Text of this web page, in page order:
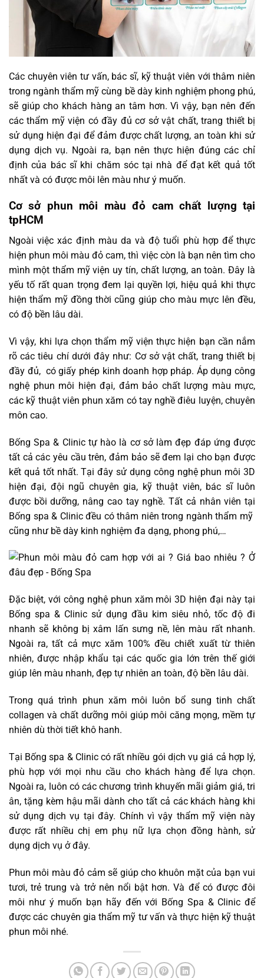
Các chuyên viên tư vấn, bác sĩ, kỹ thuật viên với thâm niên
trong ngành thẩm mỹ cùng bề dày kinh nghiệm phong phú,
sẽ giúp cho khách hàng an tâm hơn. Vì vậy, bạn nên đến
các thẩm mỹ viện có đầy đủ cơ sở vật chất, trang thiết bị
sử dụng hiện đại để đảm được chất lượng, an toàn khi sử
dụng dịch vụ. Ngoài ra, bạn nên thực hiện đúng các chỉ
định của bác sĩ khi chăm sóc tại nhà để đạt kết quả tốt
nhất và có được môi lên màu như ý muốn.
Cơ sở phun môi màu đỏ cam chất lượng tại
tpHCM
Ngoài việc xác định màu da và độ tuổi phù hợp để thực
hiện phun môi màu đỏ cam, thì việc còn là bạn nên tìm cho
mình một thẩm mỹ viện uy tín, chất lượng, an toàn. Đây là
yếu tố rất quan trọng đem lại quyền lợi, hiệu quả khi thực
hiện thẩm mỹ đồng thời cũng giúp cho màu mực lên đều,
có độ bền lâu dài.
Vì vậy, khi lựa chọn thẩm mỹ viện thực hiện bạn cần nắm
rõ các tiêu chí dưới đây như: Cơ sở vật chất, trang thiết bị
đầy đủ, có giấy phép kinh doanh hợp pháp. Áp dụng công
nghệ phun môi hiện đại, đảm bảo chất lượng màu mực,
các kỹ thuật viên phun xăm có tay nghề điêu luyện, chuyên
môn cao.
Bống Spa & Clinic tự hào là cơ sở làm đẹp đáp ứng được
tất cả các yêu cầu trên, đảm bảo sẽ đem lại cho bạn được
kết quả tốt nhất. Tại đây sử dụng công nghệ phun môi 3D
hiện đại, đội ngũ chuyên gia, kỹ thuật viên, bác sĩ luôn
được bồi dưỡng, nâng cao tay nghề. Tất cả nhân viên tại
Bống spa & Clinic đều có thâm niên trong ngành thẩm mỹ
cũng như bề dày kinh nghiệm đa dạng, phong phú,…
Đặc biệt, với công nghệ phun xăm môi 3D hiện đại này tại
Bống spa & Clinic sử dụng đầu kim siêu nhỏ, tốc độ đi
nhanh sẽ không bị xâm lấn sưng nề, lên màu rất nhanh.
Ngoài ra, tất cả mực xăm 100% đều chiết xuất từ thiên
nhiên, được nhập khẩu tại các quốc gia lớn trên thế giới
giúp lên màu nhanh, đẹp tự nhiên an toàn, độ bền lâu dài.
Trong quá trình phun xăm môi luôn bổ sung tinh chất
collagen và chất dưỡng môi giúp môi căng mọng, mềm tự
nhiên dù thời tiết khô hanh.
Tại Bống spa & Clinic có rất nhiều gói dịch vụ giá cả hợp lý,
phù hợp với mọi nhu cầu cho khách hàng để lựa chọn.
Ngoài ra, luôn có các chương trình khuyến mãi giảm giá, tri
ân, tặng kèm hậu mãi dành cho tất cả các khách hàng khi
sử dụng dịch vụ tại đây. Chính vì vậy thẩm mỹ viện này
được rất nhiều chị em phụ nữ lựa chọn đồng hành, sử
dụng dịch vụ ở đây.
Phun môi màu đỏ cảm sẽ giúp cho khuôn mặt của bạn vui
tươi, trẻ trung và trở nên nổi bật hơn. Và để có được đôi
môi như ý muốn bạn hãy đến với Bống Spa & Clinic để
được các chuyên gia thẩm mỹ tư vấn và thực hiện kỹ thuật
phun môi nhé.